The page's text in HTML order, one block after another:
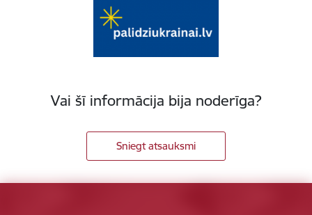
Vai šī informācija bija noderīga?
Sniegt atsauksmi